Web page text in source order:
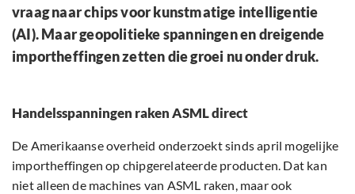
vraag naar chips voor kunstmatige intelligentie
(AI). Maar geopolitieke spanningen en dreigende
importheffingen zetten die groei nu onder druk.
Handelsspanningen raken ASML direct
De Amerikaanse overheid onderzoekt sinds april mogelijke
importheffingen op chipgerelateerde producten. Dat kan
niet alleen de machines van ASML raken, maar ook